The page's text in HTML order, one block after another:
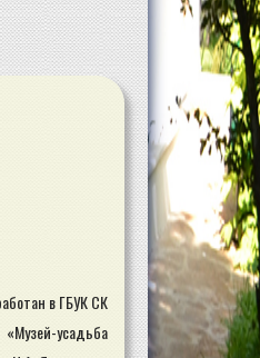
в ГБУК СК
«Музей-усадьба